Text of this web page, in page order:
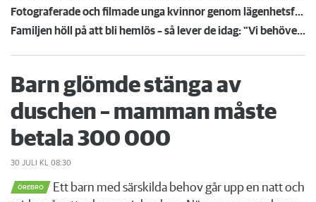
Fotograferade och filmade unga kvinnor genom lägenhetsfönster – döms till fängelsestraff
Familjen höll på att bli hemlös – så lever de idag: "Vi behöver inte vara oroliga längre"
Barn glömde stänga av
duschen – mamman måste
betala 300 000
30 JULI KL 08:30
ÖREBRO
Ett barn med särskilda behov går upp en natt och